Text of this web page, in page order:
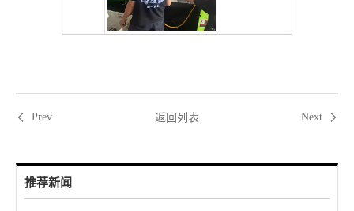
Prev 返回列表 Next
推荐新闻